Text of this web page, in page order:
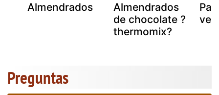
Almendrados
Almendrados
de chocolate ?
thermomix?
Preguntas